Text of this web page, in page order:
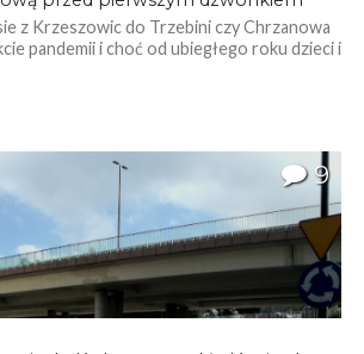
z Krzeszowic do Trzebini czy Chrzanowa
pandemii i choć od ubiegłego roku dzieci i
9